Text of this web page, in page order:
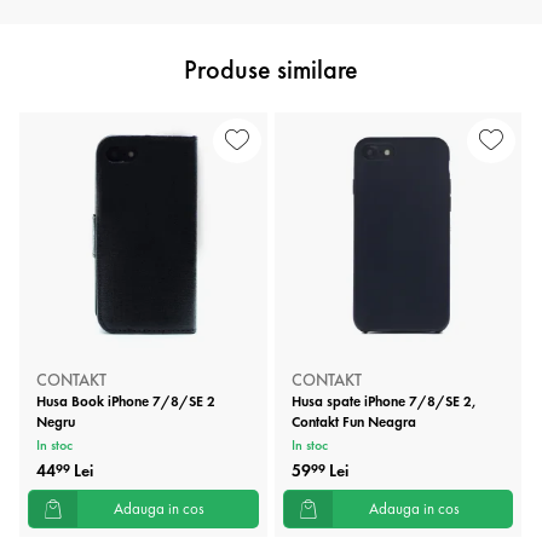
Produse similare
CONTAKT
Husa Book iPhone 7/8/SE 2
Negru
In stoc
4499 Lei
Adauga in cos
CONTAKT
Husa spate iPhone 7/8/SE 2,
Contakt Fun Neagra
In stoc
5999Lei
Adauga in cos